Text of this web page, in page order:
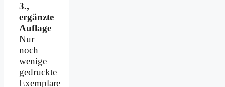
3.,
ergänzte
Auflage
Nur
noch
wenige
gedruckte
Exemplare